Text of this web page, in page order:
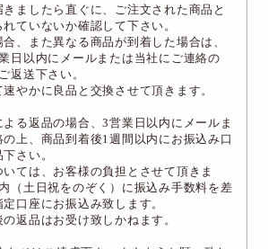
ましたら直ぐに、ご注文された商品と
ていないか確認して下さい。
、また異なる商品が到着した場合は、
日以内にメールまたは当社にご連絡の
返送下さい。
やかに良品と交換させて頂きます。
る返品の場合、3営業日以内にメールま
上、商品到着後1週間以内にお振込み口
さい。
ては、お客様の負担とさせて頂きま
（土日祝をのぞく）に振込み手数料を差
口座にお振込み致します。
返品はお受け致しかねます。